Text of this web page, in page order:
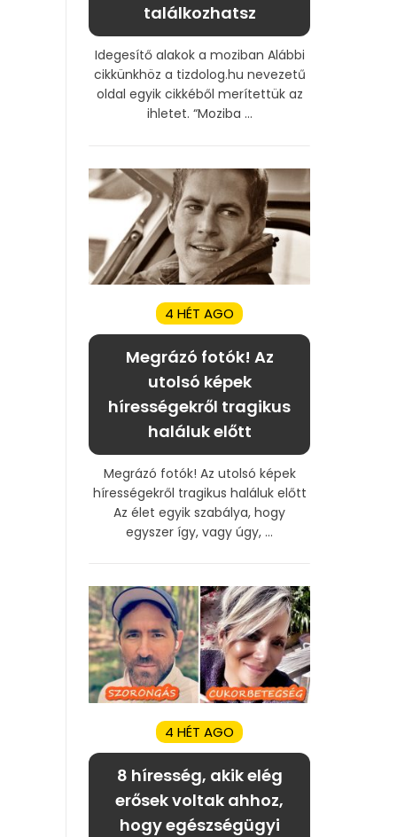
találkozhatsz
Idegesítő alakok a moziban Alábbi
cikkünkhöz a tizdolog.hu nevezetű
oldal egyik cikkéből merítettük az
ihletet. “Moziba ...
4 HÉT AGO
Megrázó fotók! Az
utolsó képek
hírességekről tragikus
haláluk előtt
Megrázó fotók! Az utolsó képek
hírességekről tragikus haláluk előtt
Az élet egyik szabálya, hogy
egyszer így, vagy úgy, ...
4 HÉT AGO
8 híresség, akik elég
erősek voltak ahhoz,
hogy egészségügyi